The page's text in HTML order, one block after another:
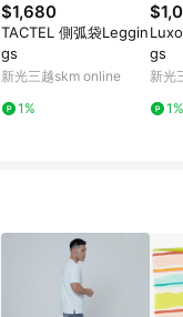
$1,680
TACTEL 側弧袋Leggin
gs
新光三越skm online
1%
gs
新光
1%